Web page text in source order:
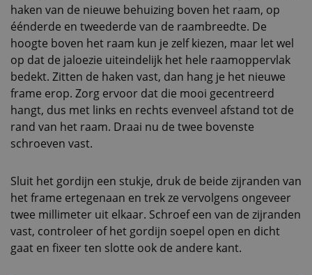
haken van de nieuwe behuizing boven het raam, op
éénderde en tweederde van de raambreedte. De
hoogte boven het raam kun je zelf kiezen, maar let wel
op dat de jaloezie uiteindelijk het hele raamoppervlak
bedekt. Zitten de haken vast, dan hang je het nieuwe
frame erop. Zorg ervoor dat die mooi gecentreerd
hangt, dus met links en rechts evenveel afstand tot de
rand van het raam. Draai nu de twee bovenste
schroeven vast.
Sluit het gordijn een stukje, druk de beide zijranden van
het frame ertegenaan en trek ze vervolgens ongeveer
twee millimeter uit elkaar. Schroef een van de zijranden
vast, controleer of het gordijn soepel open en dicht
gaat en fixeer ten slotte ook de andere kant.